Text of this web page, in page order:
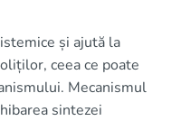
și ajută la
ceea ce poate
Mecanismul
sintezei